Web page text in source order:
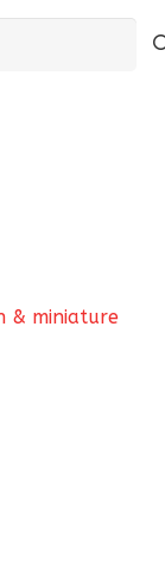
& miniature